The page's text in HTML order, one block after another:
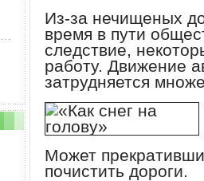
Из-за нечищеных
время в пути
следствие,
работу. Движение
затрудняется
Может
почистить дороги.